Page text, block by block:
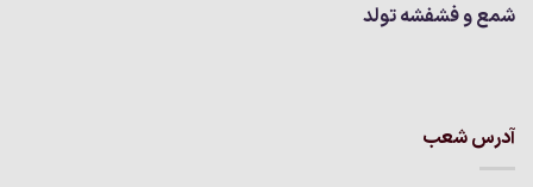
شمع و فشفشه تولد
آدرس شعب